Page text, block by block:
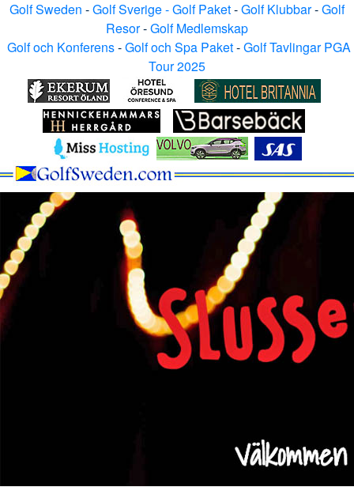
Golf Sweden -Golf Sverige - Golf Paket-Golf Klubbar-Golf
Resor-Golf Medlemskap
Golf och Konferens-Golf och Spa Paket-Golf Tavlingar PGA
Tour 2025